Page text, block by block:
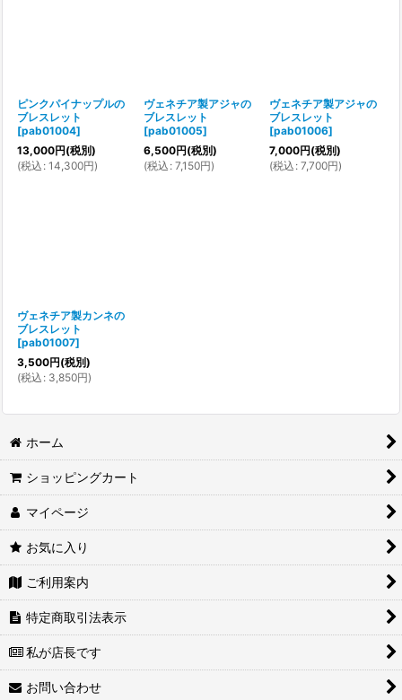
ピンクパイナップルの
ブレスレット
[pab01004]
13,000円(税別)
(税込 : 14,300円)
ヴェネチア製アジャの
ブレスレット
[pab01005]
6,500円(税別)
(税込 : 7,150円)
ヴェネチア製アジャの
ブレスレット
[pab01006]
7,000円(税別)
(税込 : 7,700円)
ヴェネチア製カンネの
ブレスレット
[pab01007]
3,500円(税別)
(税込 : 3,850円)
ホーム
ショッピングカート
マイページ
お気に入り
ご利用案内
特定商取引法表示
私が店長です
お問い合わせ